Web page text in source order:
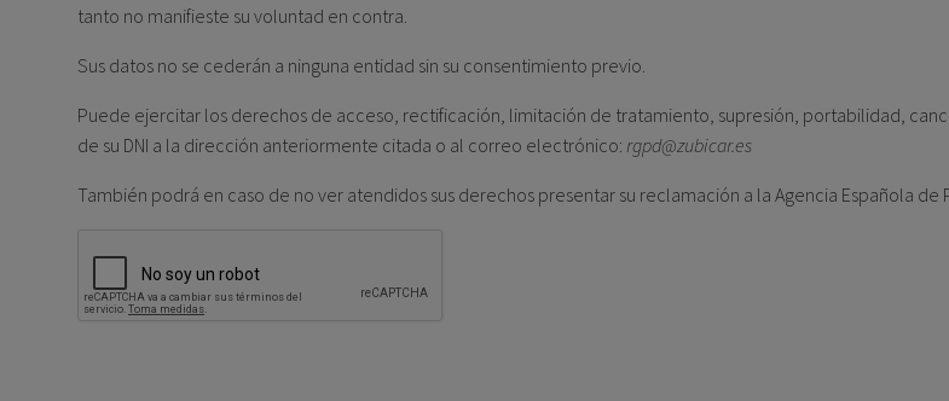
tanto no manifieste su voluntad en contra.
Sus datos no se cederán a ninguna entidad sin su consentimiento previo.
Puede ejercitar los derechos de acceso, rectificación, limitación de tratamiento, supresión, portabilidad,
de su DNI a la dirección anteriormente citada o al correo electrónico: rgpd@zubicar.es
También podrá en caso de no ver atendidos sus derechos presentar su reclamación a la Agencia Española de